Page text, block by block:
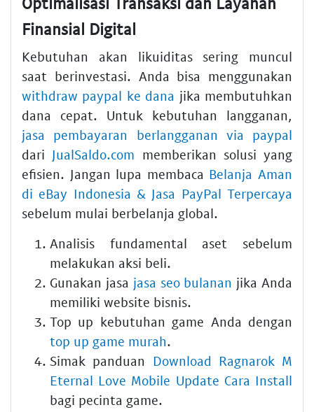
Finansial Digital
Kebutuhan akan likuiditas sering muncul
saat berinvestasi. Anda bisa menggunakan
withdraw paypal ke dana jika membutuhkan
dana cepat. Untuk kebutuhan langganan,
jasa pembayaran berlangganan via paypal
dari JualSaldo.com memberikan solusi yang
efisien. Jangan lupa membaca Belanja Aman
di eBay Indonesia & Jasa PayPal Terpercaya
sebelum mulai berbelanja global.
Analisis fundamental aset sebelum
melakukan aksi beli.
Gunakan jasa jasa seo bulanan jika Anda
memiliki website bisnis.
Top up kebutuhan game Anda dengan
top up game murah.
Simak panduan Download Ragnarok M
Eternal Love Mobile Update Cara Install
bagi pecinta game.